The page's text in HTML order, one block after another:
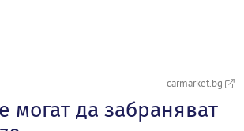
carmarket.bg
могат да забраняват